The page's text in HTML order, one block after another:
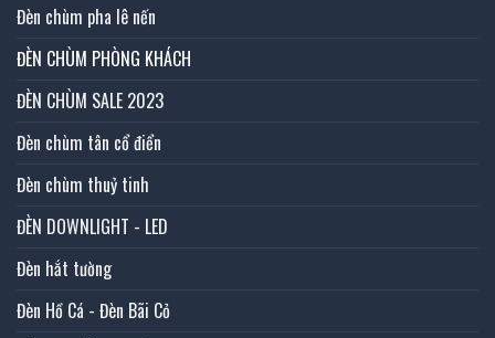
Đèn chùm pha lê nến
ĐÈN CHÙM PHÒNG KHÁCH
ĐÈN CHÙM SALE 2023
Đèn chùm tân cổ điển
Đèn chùm thuỷ tinh
ĐÈN DOWNLIGHT - LED
Đèn hắt tường
Đèn Hồ Cá - Đèn Bãi Cỏ